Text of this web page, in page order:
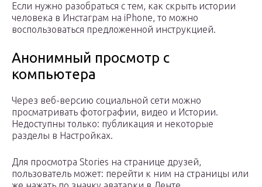
Если нужно разобраться с тем, как скрыть истории
человека в Инстаграм на iPhone, то можно
воспользоваться предложенной инструкцией.
Анонимный просмотр с
компьютера
Через веб-версию социальной сети можно
просматривать фотографии, видео и Истории.
Недоступны только: публикация и некоторые
разделы в Настройках.
Для просмотра Stories на странице друзей,
пользователь может: перейти к ним на страницы или